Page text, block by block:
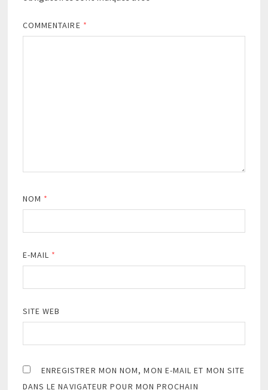
COMMENTAIRE *
NOM *
E-MAIL *
SITE WEB
ENREGISTRER MON NOM, MON E-MAIL ET MON SITE
DANS LE NAVIGATEUR POUR MON PROCHAIN